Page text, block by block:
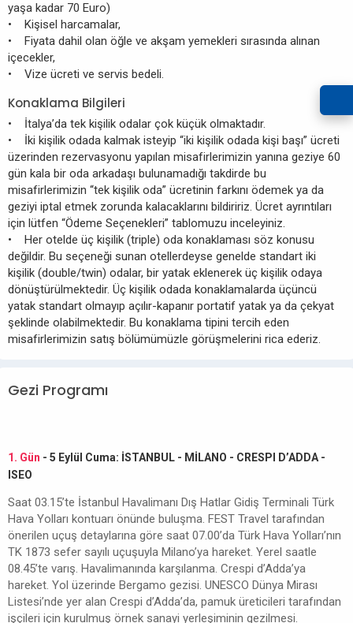
yaşa kadar 70 Euro)
• Kişisel harcamalar,
• Fiyata dahil olan öğle ve akşam yemekleri sırasında alınan
içecekler,
• Vize ücreti ve servis bedeli.
Konaklama Bilgileri
• İtalya’da tek kişilik odalar çok küçük olmaktadır.
• İki kişilik odada kalmak isteyip “iki kişilik odada kişi başı” ücreti
üzerinden rezervasyonu yapılan misafirlerimizin yanına geziye 60
gün kala bir oda arkadaşı bulunamadığı takdirde bu
misafirlerimizin “tek kişilik oda” ücretinin farkını ödemek ya da
geziyi iptal etmek zorunda kalacaklarını bildiririz. Ücret ayrıntıları
için lütfen “Ödeme Seçenekleri” tablomuzu inceleyiniz.
• Her otelde üç kişilik (triple) oda konaklaması söz konusu
değildir. Bu seçeneği sunan otellerdeyse genelde standart iki
kişilik (double/twin) odalar, bir yatak eklenerek üç kişilik odaya
dönüştürülmektedir. Üç kişilik odada konaklamalarda üçüncü
yatak standart olmayıp açılır-kapanır portatif yatak ya da çekyat
şeklinde olabilmektedir. Bu konaklama tipini tercih eden
misafirlerimizin satış bölümümüzle görüşmelerini rica ederiz.
Gezi Programı
1. Gün - 5 Eylül Cuma: İSTANBUL - MİLANO - CRESPI D’ADDA -
ISEO
Saat 03.15’te İstanbul Havalimanı Dış Hatlar Gidiş Terminali Türk
Hava Yolları kontuarı önünde buluşma. FEST Travel tarafından
önerilen uçuş detaylarına göre saat 07.00’da Türk Hava Yolları’nın
TK 1873 sefer sayılı uçuşuyla Milano’ya hareket. Yerel saatle
08.45’te varış. Havalimanında karşılanma. Crespi d’Adda’ya
hareket. Yol üzerinde Bergamo gezisi. UNESCO Dünya Mirası
Listesi’nde yer alan Crespi d’Adda’da, pamuk üreticileri tarafından
işçileri için kurulmuş örnek sanayi yerleşiminin gezilmesi.